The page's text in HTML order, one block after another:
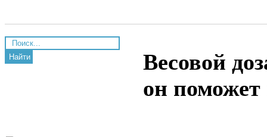
Найти
Весовой
он поможет